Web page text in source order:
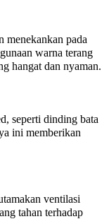
menekankan pada
warna terang
hangat dan nyaman.
seperti dinding bata
ini memberikan
ventilasi
tahan terhadap